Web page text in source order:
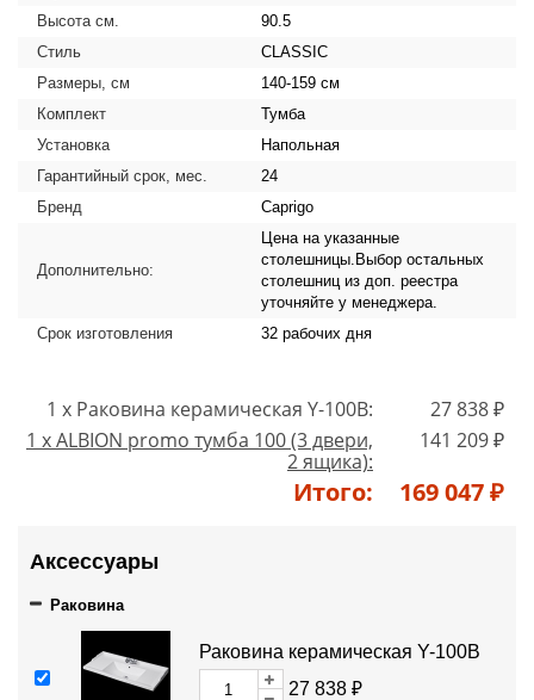
Высота см.
90.5
Стиль
CLASSIC
Размеры, см
140-159 см
Комплект
Тумба
Установка
Напольная
Гарантийный срок, мес.
24
Бренд
Caprigo
Дополнительно:
Цена на указанные
столешницы.Выбор остальных
столешниц из доп. реестра
уточняйте у менеджера.
Срок изготовления
32 рабочих дня
1 x Раковина керамическая Y-100B:
27 838 ₽
1 x ALBION promo тумба 100 (3 двери,
2 ящика):
141 209 ₽
Итого: 169 047 ₽
Аксессуары
Раковина
Раковина керамическая Y-100B
27 838 ₽